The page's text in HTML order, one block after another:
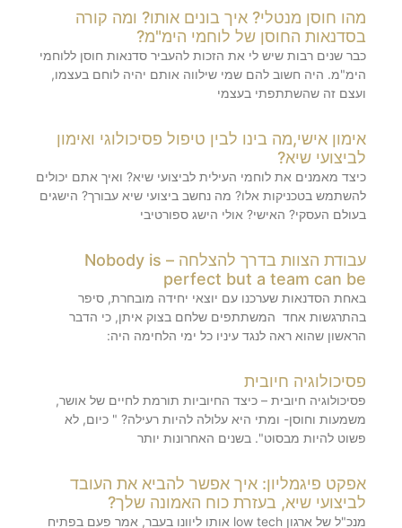
מהו חוסן מנטלי? איך בונים אותו? ומה קורה
בסדנאות החוסן של לוחמי הימ"מ?
כבר שנים רבות שיש לי את הזכות להעביר סדנאות חוסן ללוחמי
הימ"מ. היה חשוב להם שמי שילווה אותם יהיה לוחם בעצמו,
ועצם זה שהשתתפתי בעצמי
אימון אישי,מה בינו לבין טיפול פסיכולוגי ואימון
לביצועי שיא?
כיצד מאמנים את לוחמי העילית לביצועי שיא? ואיך אתם יכולים
להשתמש בטכניקות אלו? מה נחשב ביצועי שיא עבורך? הישגים
בעולם העסקי? האישי? אולי הישג ספורטיבי
עבודת הצוות בדרך להצלחה – Nobody is
perfect but a team can be
באחת הסדנאות שערכנו עם יוצאי יחידה מובחרת, סיפר
בהתרגשות אחד המשתתפים שלחם בצוק איתן, כי הדבר
הראשון שהוא ראה לנגד עיניו כל ימי הלחימה היה:
פסיכולוגיה חיובית
פסיכולוגיה חיובית – כיצד החיוביות תורמת לחיים של אושר,
משמעות וחוסן- ומתי היא עלולה להיות רעילה? " כיום, לא
פשוט להיות מבסוט". בשנים האחרונות יותר
אפקט פיגמליון: איך אפשר להביא את העובד
לביצועי שיא, בעזרת כוח האמונה שלך?
מנכ"ל של ארגון low tech אותו ליוונו בעבר, אמר פעם בפתיח